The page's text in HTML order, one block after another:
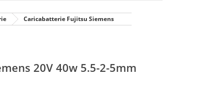
Caricabatterie Fujitsu Siemens
20V 40w 5.5-2-5mm